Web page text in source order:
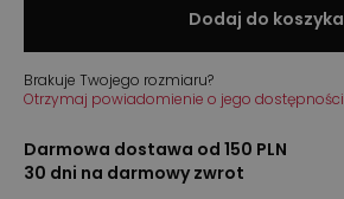
Dodaj do koszyka
Brakuje Twojego rozmiaru?
Otrzymaj powiadomienie o jego dostępności
Darmowa dostawa od 150 PLN
30 dni na darmowy zwrot